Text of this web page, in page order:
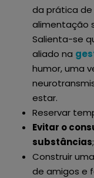
da prática de
alimentação
Salienta-se
aliado na
humor, uma
estar.
Reservar
Evitar o
substâncias;
Construir uma
de amigos e